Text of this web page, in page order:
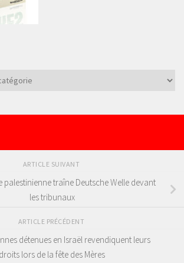
ARTICLE SUIVANT
palestinienne traîne Deutsche Welle devant
les tribunaux
ARTICLE PRÉCÉDENT
détenues en Israël revendiquent leurs
droits lors de la fête des Mères